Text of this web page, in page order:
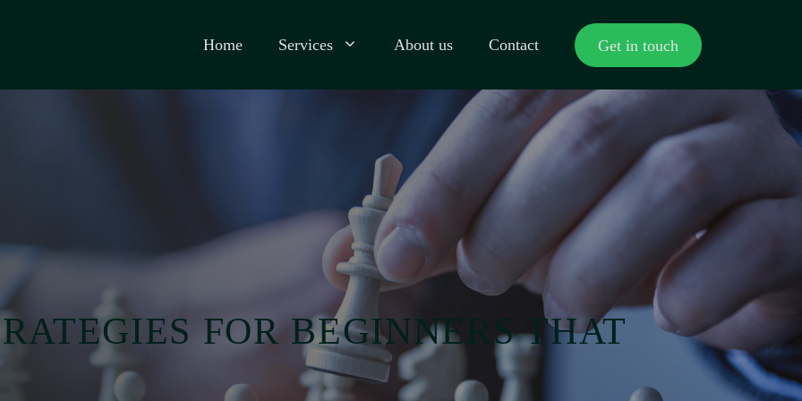
Home Services About us Contact Get in touch
FOR BEGINNERS THAT